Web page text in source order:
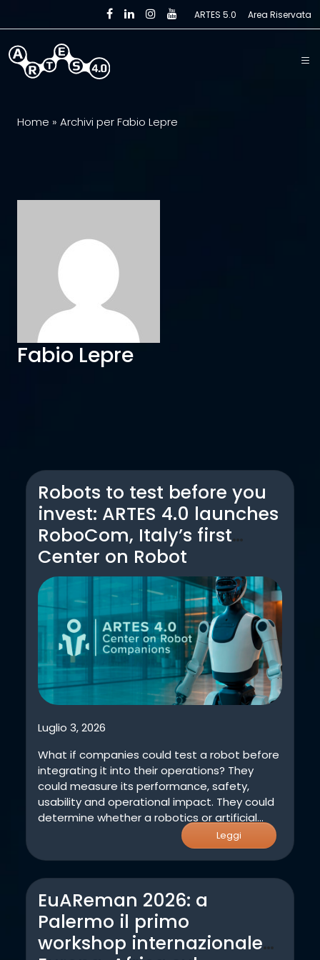
Skip to main content ARTES 5.0 Area Riservata
Home » Archivi per Fabio Lepre
Fabio Lepre
Robots to test before you
invest: ARTES 4.0 launches
RoboCom, Italy’s first
Center on Robot
Companions
Luglio 3, 2026
What if companies could test a robot before
integrating it into their operations? They
could measure its performance, safety,
usability and operational impact. They could
determine whether a robotics or artificial
intelligence solution can improve a process,
automate repetitive tasks or support service
delivery. They could also evaluate how a
robot should be designed, in terms of form,
interaction and user experience, to ensure
effective integration into human and
organisational environments. These are the
objectives behind the new ARTES 4.0 Center
Leggi
EuAReman 2026: a
Palermo il primo
workshop internazionale